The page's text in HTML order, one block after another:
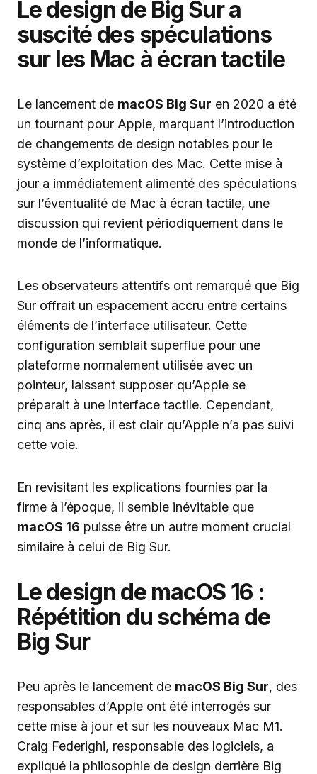
Le design de Big Sur a
suscité des spéculations
sur les Mac à écran tactile
Le lancement de macOS Big Sur en 2020 a été
un tournant pour Apple, marquant l’introduction
de changements de design notables pour le
système d’exploitation des Mac. Cette mise à
jour a immédiatement alimenté des spéculations
sur l’éventualité de Mac à écran tactile, une
discussion qui revient périodiquement dans le
monde de l’informatique.
Les observateurs attentifs ont remarqué que Big
Sur offrait un espacement accru entre certains
éléments de l’interface utilisateur. Cette
configuration semblait superflue pour une
plateforme normalement utilisée avec un
pointeur, laissant supposer qu’Apple se
préparait à une interface tactile. Cependant,
cinq ans après, il est clair qu’Apple n’a pas suivi
cette voie.
En revisitant les explications fournies par la
firme à l’époque, il semble inévitable que
macOS 16 puisse être un autre moment crucial
similaire à celui de Big Sur.
Le design de macOS 16 :
Répétition du schéma de
Big Sur
Peu après le lancement de macOS Big Sur, des
responsables d’Apple ont été interrogés sur
cette mise à jour et sur les nouveaux Mac M1.
Craig Federighi, responsable des logiciels, a
expliqué la philosophie de design derrière Big